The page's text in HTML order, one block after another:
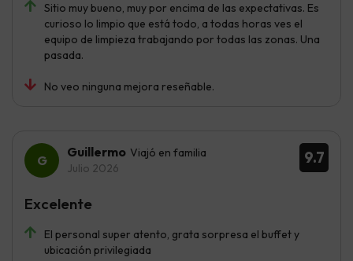
Sitio muy bueno, muy por encima de las expectativas. Es
curioso lo limpio que está todo, a todas horas ves el
equipo de limpieza trabajando por todas las zonas. Una
pasada.
No veo ninguna mejora reseñable.
9.7
Guillermo Viajó en familia
Julio 2026
El personal super atento, grata sorpresa el buffet y
ubicación privilegiada
Excelente